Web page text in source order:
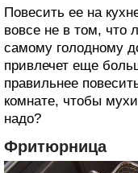
Повесить ее на
вовсе не в том, что
самому голодному
привлечет еще
правильнее
комнате, чтобы
надо?
Фритюрница